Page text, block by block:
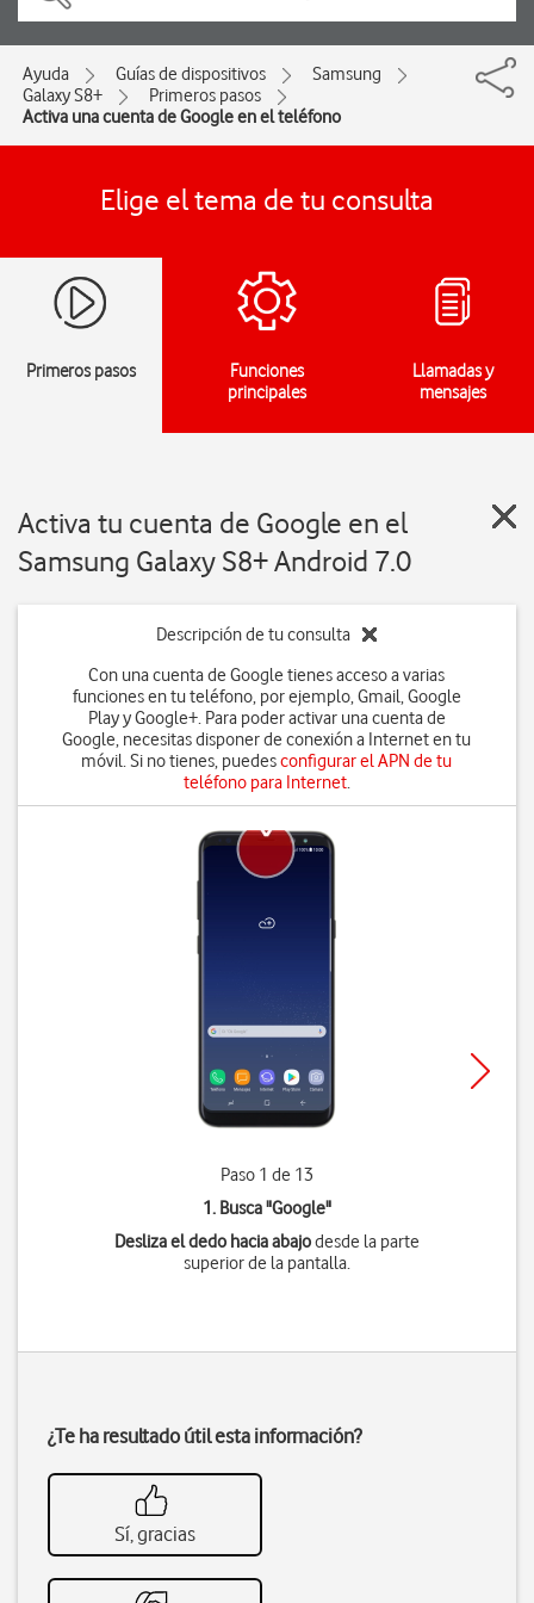
Ayuda Guías de dispositivos
Samsung
Galaxy S8+
Primeros pasos
Activa una cuenta de Google en el teléfono
Elige el tema de tu consulta
Primeros pasos
Funciones
principales
Llamadas y
mensajes
Activa tu cuenta de Google en el
Samsung Galaxy S8+ Android 7.0
Descripción de tu consulta
Con una cuenta de Google tienes acceso a varias
funciones en tu teléfono, por ejemplo, Gmail, Google
Play y Google+. Para poder activar una cuenta de
Google, necesitas disponer de conexión a Internet en tu
móvil. Si no tienes, puedesconfigurar el APN de tu
teléfono para Internet.
Paso 1 de 13
1. Busca "Google"
Desliza el dedo hacia abajodesde la parte
superior de la pantalla.
¿Te ha resultado útil esta información?
Sí, gracias